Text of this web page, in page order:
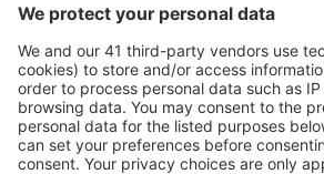
Atraktivní ceny a speciální nabídky
uživatele.
Ubytování dle vašeho gusta
Vyberte si z více než 1.3 milionu
apartmánů, chat a dalších.